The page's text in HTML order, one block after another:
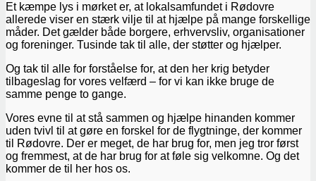
Et kæmpe lys i mørket er, at lokalsamfundet i Rødovre
allerede viser en stærk vilje til at hjælpe på mange forskellige
måder. Det gælder både borgere, erhvervsliv, organisationer
og foreninger. Tusinde tak til alle, der støtter og hjælper.
Og tak til alle for forståelse for, at den her krig betyder
tilbageslag for vores velfærd – for vi kan ikke bruge de
samme penge to gange.
Vores evne til at stå sammen og hjælpe hinanden kommer
uden tvivl til at gøre en forskel for de flygtninge, der kommer
til Rødovre. Der er meget, de har brug for, men jeg tror først
og fremmest, at de har brug for at føle sig velkomne. Og det
kommer de til her hos os.